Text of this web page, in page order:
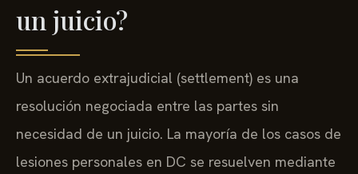
un juicio?
Un acuerdo extrajudicial (settlement) es una
resolución negociada entre las partes sin
necesidad de un juicio. La mayoría de los casos de
lesiones personales en DC se resuelven mediante